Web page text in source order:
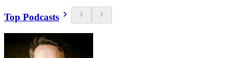
Top Podcasts